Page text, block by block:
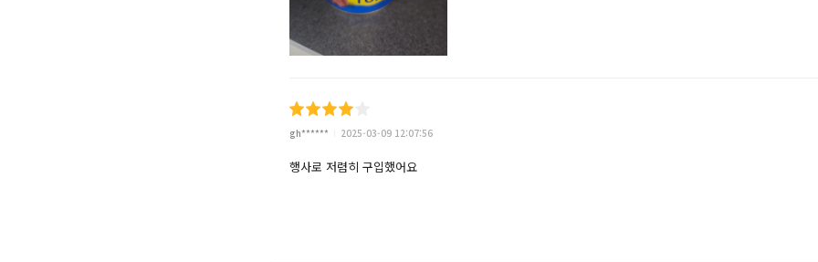
gh****** 2025-03-09 12:07:56
행사로 저렴히 구입했어요